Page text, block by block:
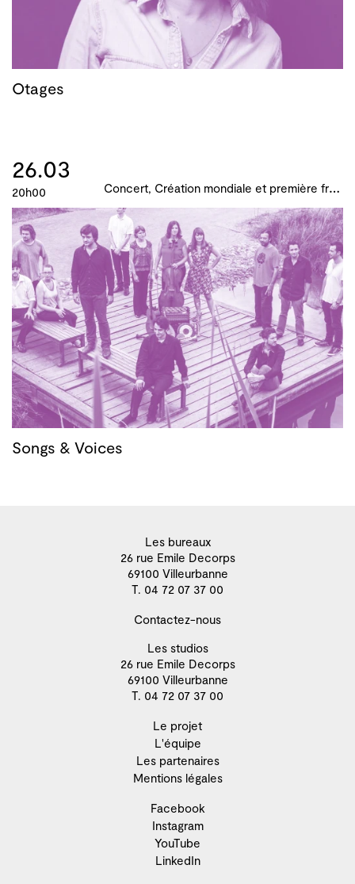
Otages
26.03
20h00 C
oncert, Création mondiale et première française, B!ME 2024
Songs & Voices
Les bureaux
26 rue Emile Decorps
69100 Villeurbanne
T. 04 72 07 37 00
Contactez-nous
Les studios
26 rue Emile Decorps
69100 Villeurbanne
T. 04 72 07 37 00
Le projet
L'équipe
Les partenaires
Mentions légales
Facebook
Instagram
YouTube
LinkedIn